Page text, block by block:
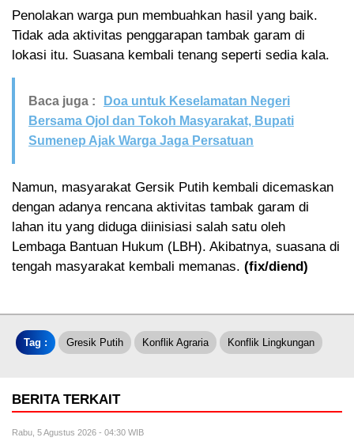
Penolakan warga pun membuahkan hasil yang baik.
Tidak ada aktivitas penggarapan tambak garam di
lokasi itu. Suasana kembali tenang seperti sedia kala.
Baca juga :
Doa untuk Keselamatan Negeri
Bersama Ojol dan Tokoh Masyarakat, Bupati
Sumenep Ajak Warga Jaga Persatuan
Namun, masyarakat Gersik Putih kembali dicemaskan
dengan adanya rencana aktivitas tambak garam di
lahan itu yang diduga diinisiasi salah satu oleh
Lembaga Bantuan Hukum (LBH). Akibatnya, suasana di
tengah masyarakat kembali memanas. (fix/diend)
Tag : Gresik Putih Konflik Agraria Konflik Lingkungan
BERITA TERKAIT
Rabu, 5 Agustus 2026 - 04:30 WIB